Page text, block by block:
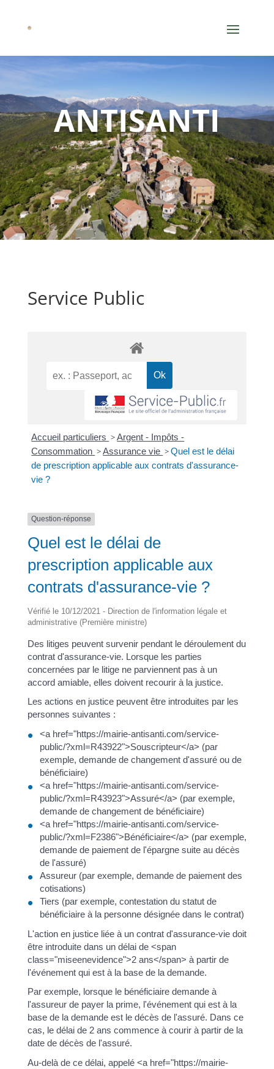
ANTISANTI
Service Public
Accueil particuliers >Argent - Impôts -
Consommation >Assurance vie >Quel est le délai
de prescription applicable aux contrats d'assurance-
vie ?
Question-réponse
Quel est le délai de
prescription applicable aux
contrats d'assurance-vie ?
Vérifié le 10/12/2021 - Direction de l'information légale et
administrative (Première ministre)
Des litiges peuvent survenir pendant le déroulement du
contrat d'assurance-vie. Lorsque les parties
concernées par le litige ne parviennent pas à un
accord amiable, elles doivent recourir à la justice.
Les actions en justice peuvent être introduites par les
personnes suivantes :
<a href="https://mairie-antisanti.com/service-
public/?xml=R43922">Souscripteur</a> (par
exemple, demande de changement d'assuré ou de
bénéficiaire)
<a href="https://mairie-antisanti.com/service-
public/?xml=R43923">Assuré</a> (par exemple,
demande de changement de bénéficiaire)
<a href="https://mairie-antisanti.com/service-
public/?xml=F2386">Bénéficiaire</a> (par exemple,
demande de paiement de l'épargne suite au décès
de l'assuré)
Assureur (par exemple, demande de paiement des
cotisations)
Tiers (par exemple, contestation du statut de
bénéficiaire à la personne désignée dans le contrat)
L'action en justice liée à un contrat d'assurance-vie doit
être introduite dans un délai de <span
class="miseenevidence">2 ans</span> à partir de
l'événement qui est à la base de la demande.
Par exemple, lorsque le bénéficiaire demande à
l'assureur de payer la prime, l'événement qui est à la
base de la demande est le décès de l'assuré. Dans ce
cas, le délai de 2 ans commence à courir à partir de la
date de décès de l'assuré.
Au-delà de ce délai, appelé <a href="https://mairie-